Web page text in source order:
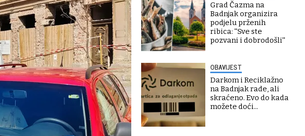
Grad Čazma na
Badnjak organizira
podjelu prženih
ribica: ''Sve ste
pozvani i dobrodošli''
OBAVIJEST
Darkom i Reciklažno
na Badnjak rade, ali
skraćeno. Evo do kada
možete doći...